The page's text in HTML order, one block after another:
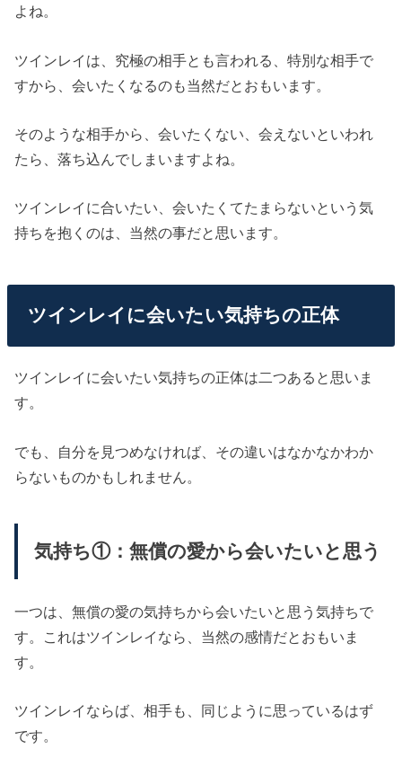
よね。
ツインレイは、究極の相手とも言われる、特別な相手で
すから、会いたくなるのも当然だとおもいます。
そのような相手から、会いたくない、会えないといわれ
たら、落ち込んでしまいますよね。
ツインレイに合いたい、会いたくてたまらないという気
持ちを抱くのは、当然の事だと思います。
ツインレイに会いたい気持ちの正体
ツインレイに会いたい気持ちの正体は二つあると思いま
す。
でも、自分を見つめなければ、その違いはなかなかわか
らないものかもしれません。
気持ち①：無償の愛から会いたいと思う
一つは、無償の愛の気持ちから会いたいと思う気持ちで
す。これはツインレイなら、当然の感情だとおもいま
す。
ツインレイならば、相手も、同じように思っているはず
です。